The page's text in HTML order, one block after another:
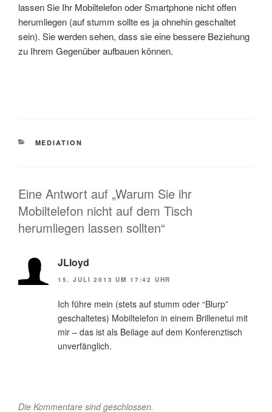
lassen Sie Ihr Mobiltelefon oder Smartphone nicht offen
herumliegen (auf stumm sollte es ja ohnehin geschaltet
sein). Sie werden sehen, dass sie eine bessere Beziehung
zu Ihrem Gegenüber aufbauen können.
KATEGORIEN
MEDIATION
Eine Antwort auf „Warum Sie ihr
Mobiltelefon nicht auf dem Tisch
herumliegen lassen sollten“
JLloyd
15. JULI 2013 UM 17:42 UHR
Ich führe mein (stets auf stumm oder “Blurp”
geschaltetes) Mobiltelefon in einem Brillenetui mit
mir – das ist als Beilage auf dem Konferenztisch
unverfänglich.
Die Kommentare sind geschlossen.